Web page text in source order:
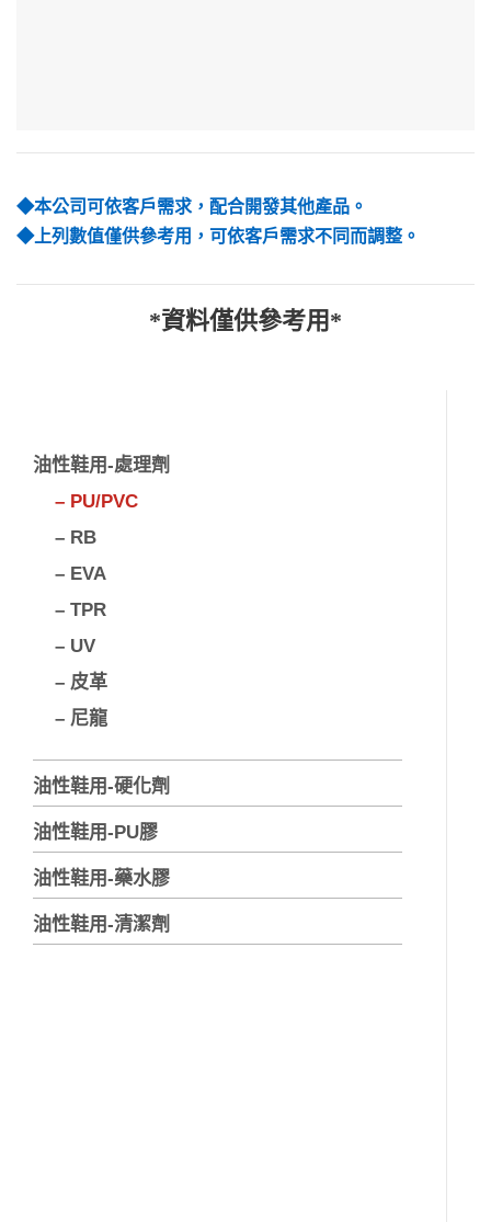
◆本公司可依客戶需求，配合開發其他產品。
◆上列數值僅供參考用，可依客戶需求不同而調整。
*資料僅供參考用*
油性鞋用-處理劑
– PU/PVC
– RB
– EVA
– TPR
– UV
– 皮革
– 尼龍
油性鞋用-硬化劑
油性鞋用-PU膠
油性鞋用-藥水膠
油性鞋用-清潔劑